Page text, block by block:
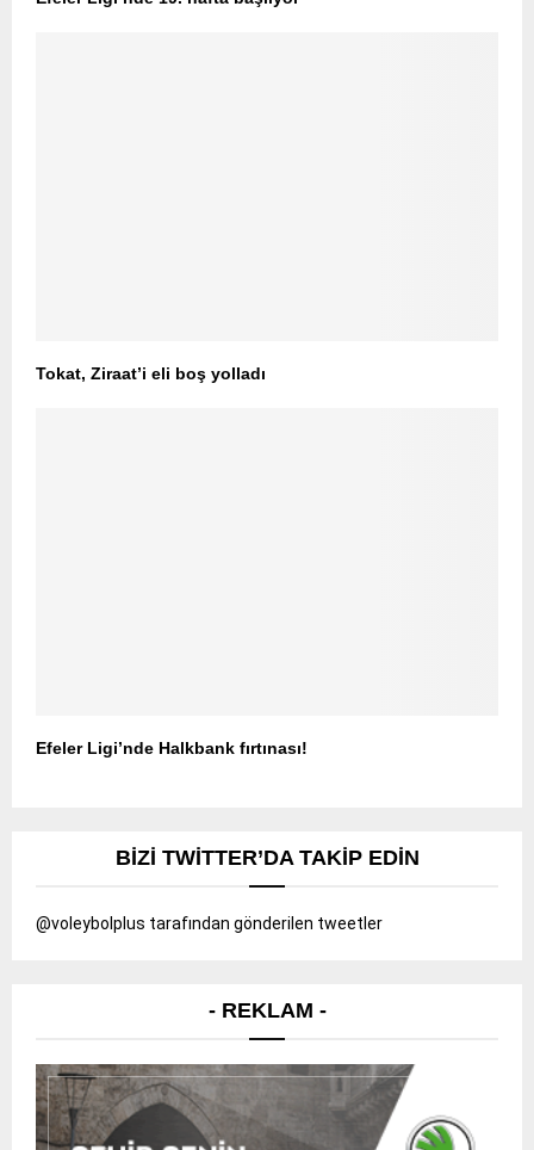
Tokat, Ziraat’i eli boş yolladı
Efeler Ligi’nde Halkbank fırtınası!
BIZI TWITTER’DA TAKIP EDIN
@voleybolplus tarafından gönderilen tweetler
- REKLAM -